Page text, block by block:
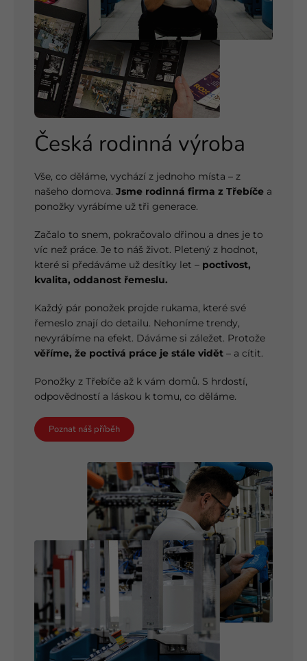
Česká rodinná výroba
Vše, co děláme, vychází z jednoho místa – z
našeho domova. Jsme rodinná firma z Třebíče a
ponožky vyrábíme už tři generace.
Začalo to snem, pokračovalo dřinou a dnes je to
víc než práce. Je to náš život. Pletený z hodnot,
které si předáváme už desítky let – poctivost,
kvalita, oddanost řemeslu.
Každý pár ponožek projde rukama, které své
řemeslo znají do detailu. Nehoníme trendy,
nevyrábíme na efekt. Dáváme si záležet. Protože
věříme, že poctivá práce je stále vidět – a cítit.
Ponožky z Třebíče až k vám domů. S hrdostí,
odpovědností a láskou k tomu, co děláme.
Poznat náš příběh